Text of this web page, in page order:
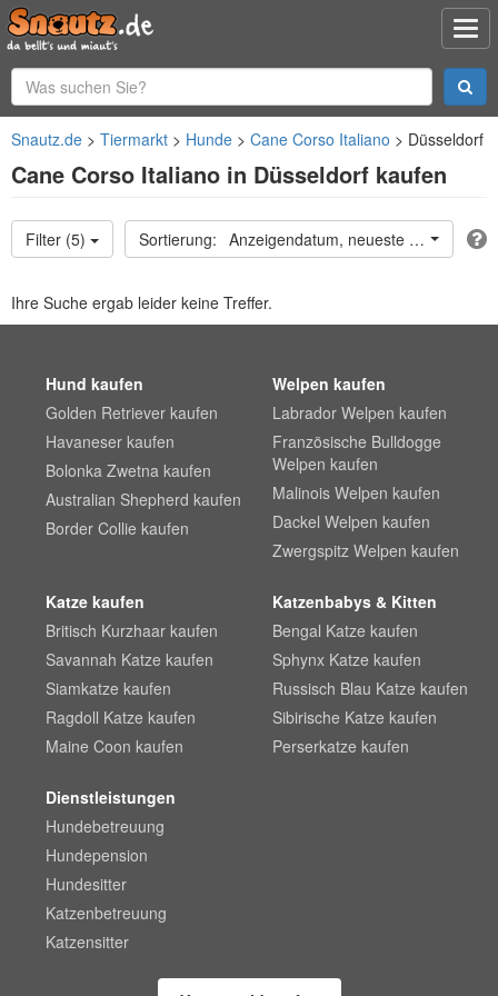
Snautz.de Tiermarkt Hunde Cane Corso Italiano Düsseldorf
Cane Corso Italiano in Düsseldorf kaufen
Filter (5) Anzeigendatum, neueste oben
Ihre Suche ergab leider keine Treffer.
Hund kaufen
Golden Retriever kaufen
Havaneser kaufen
Bolonka Zwetna kaufen
Australian Shepherd kaufen
Border Collie kaufen
Welpen kaufen
Labrador Welpen kaufen
Französische Bulldogge
Welpen kaufen
Malinois Welpen kaufen
Dackel Welpen kaufen
Zwergspitz Welpen kaufen
Katze kaufen
Britisch Kurzhaar kaufen
Savannah Katze kaufen
Siamkatze kaufen
Ragdoll Katze kaufen
Maine Coon kaufen
Katzenbabys & Kitten
Bengal Katze kaufen
Sphynx Katze kaufen
Russisch Blau Katze kaufen
Sibirische Katze kaufen
Perserkatze kaufen
Dienstleistungen
Hundebetreuung
Hundepension
Hundesitter
Katzenbetreuung
Katzensitter